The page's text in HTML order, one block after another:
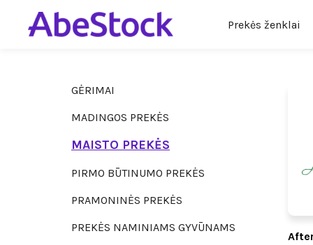
Prekės ženklai
GĖRIMAI
MADINGOS PREKĖS
MAISTO PREKĖS
PIRMO BŪTINUMO PREKĖS
PRAMONINĖS PREKĖS
PREKĖS NAMINIAMS GYVŪNAMS